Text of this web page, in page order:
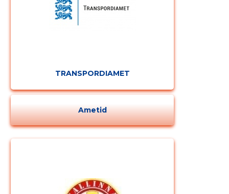
TRANSPORDIAMET
Ametid